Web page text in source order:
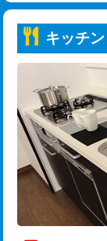
給水管工事※（
給水管工事※（
給水管工事※（
給水管工事※（
め込み）)
給水管工事※（
トーラー機使用/
追加トーラー機
カメラ調査
桝清掃
止水・漏水調査
理・調整・分
止水・漏水調
理・調整・分解
キッチン